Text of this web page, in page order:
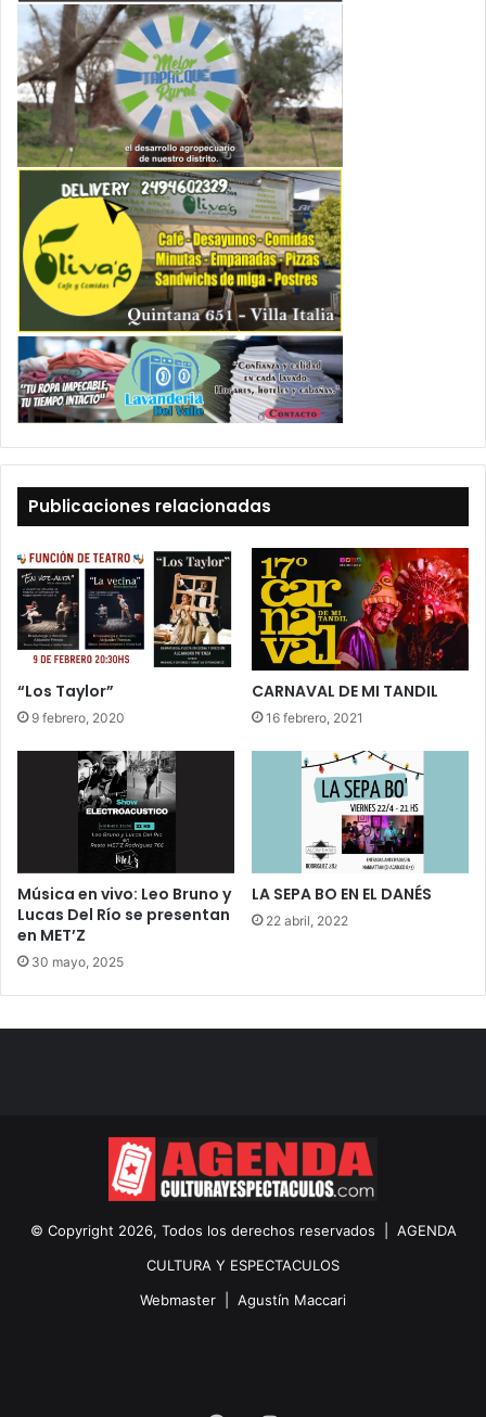
Publicaciones relacionadas
“Los Taylor”
9 febrero, 2020
CARNAVAL DE MI TANDIL
16 febrero, 2021
Música en vivo: Leo Bruno y
Lucas Del Río se presentan
en MET’Z
30 mayo, 2025
LA SEPA BO EN EL DANÉS
22 abril, 2022
© Copyright 2026, Todos los derechos reservados | AGENDA
CULTURA Y ESPECTACULOS
Webmaster | Agustín Maccari